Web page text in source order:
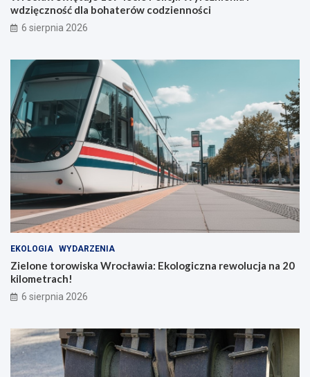
w
i
a
u
s
ó
w
i
w
d
z
n
o
ś
ć
d
l
a
b
o
h
t
e
r
ó
o
d
z
wdzięczność dla bohaterów codzienności
6 sierpnia 2026
EKOLOGIA WYDARZENIA
Zielone torowiska Wrocławia: Ekologiczna rewolucja na 20
kilometrach!
6 sierpnia 2026